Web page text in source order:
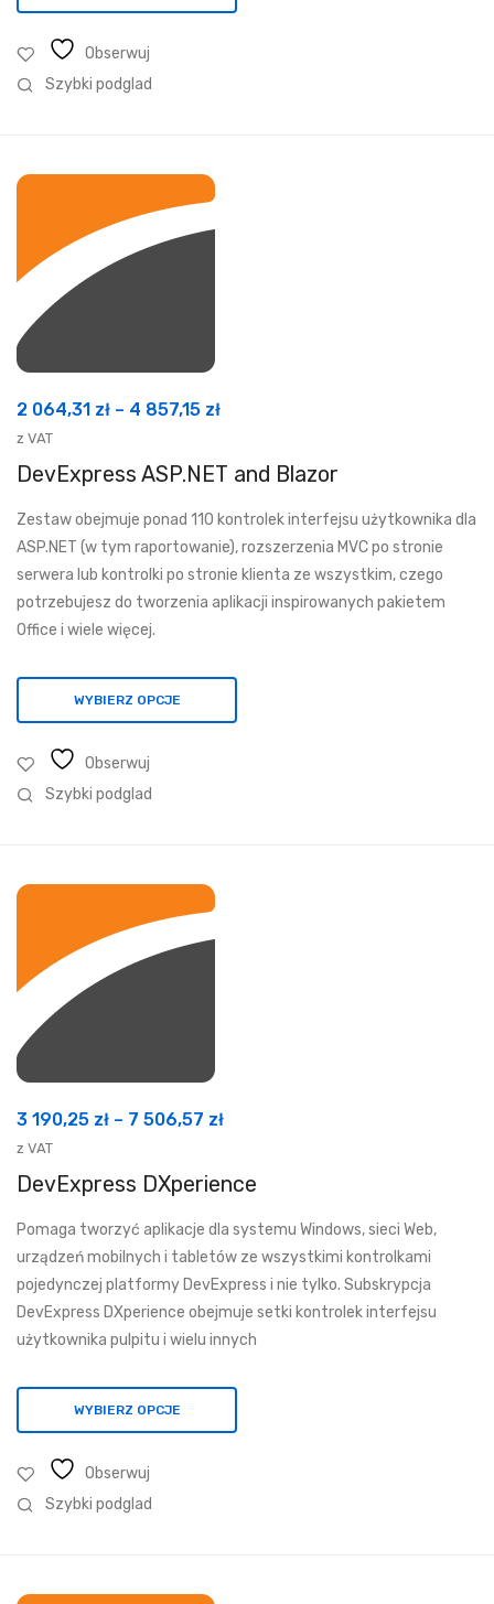
Obserwuj
Szybki podglad
2 064,31 zł – 4 857,15 złZakres
od
064,31 zł
do
4
z VAT
DevExpress ASP.NET and Blazor
Zestaw obejmuje ponad 110 kontrolek interfejsu użytkownika dla
ASP.NET (w tym raportowanie), rozszerzenia MVC po stronie
serwera lub kontrolki po stronie klienta ze wszystkim, czego
potrzebujesz do tworzenia aplikacji inspirowanych pakietem
Office i wiele więcej.
WYBIERZ OPCJE
Obserwuj
Szybki podglad
3 190,25 zł – 7 506,57 złZakres
od
190,25 zł
7
506,57 zł
z VAT
DevExpress DXperience
Pomaga tworzyć aplikacje dla systemu Windows, sieci Web,
urządzeń mobilnych i tabletów ze wszystkimi kontrolkami
pojedynczej platformy DevExpress i nie tylko. Subskrypcja
DevExpress DXperience obejmuje setki kontrolek interfejsu
użytkownika pulpitu i wielu innych
WYBIERZ OPCJE
Obserwuj
Szybki podglad